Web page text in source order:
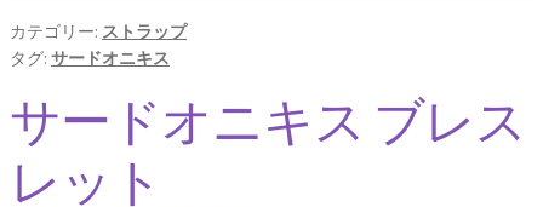
カテゴリー: ストラップ
タグ: サードオニキス
サードオニキス ブレス
レット